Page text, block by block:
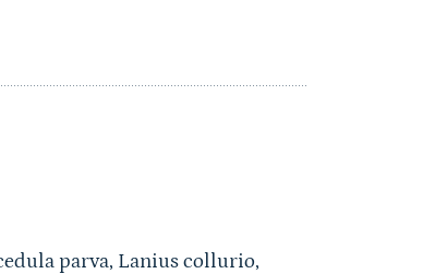
parva, Lanius collurio,